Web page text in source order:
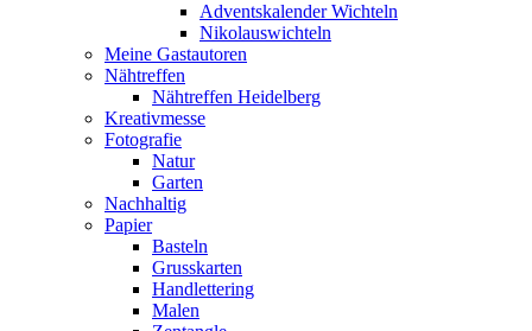
Adventskalender Wichteln
Nikolauswichteln
Meine Gastautoren
Nähtreffen
Nähtreffen Heidelberg
Kreativmesse
Fotografie
Natur
Garten
Nachhaltig
Papier
Basteln
Grusskarten
Handlettering
Malen